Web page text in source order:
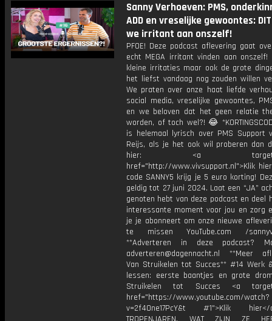
Sanny Verhoeven: PMS,
ADD en vreselijke gewoontes:
we irritant aan onszelf!
PFOE! Deze podcast aflevering gaat
echt MEGA irritant vinden aan onszelf!
kleine irritaties maar ook de grote
het liefst vandaag nog zouden willen
We praten over onze haat liefde
social media, vreselijke gewoontes,
en we beloven dat het geen relatie
worden, of toch wel?! 😂
is helemaal lyrisch over PMS Support
Reijs, als je het ook wil proberen dan
hier: <a
href="http://www.vivsupport.nl">Klik
code SANNY5 krijg je 5 euro korting!
geldig tot 27 juni 2024. Laat een “JA”
genoten hebt van deze podcast en deel
interessante moment voor jou en zorg
je je abonneert om onze nieuwe
te missen YouTube.com /
**Adverteren in deze podcast?
adverteren@dagennacht.nl **Meer
Van Struikelen tot Succes** #14 Werk
lessen: eerste baantjes en grote
Struikelen tot Succes <a
href="https://www.youtube.com/watch?
v=2f4One17PcY&t #1">Klik